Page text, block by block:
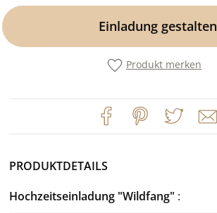
Einladung gestalten
Produkt merken
PRODUKTDETAILS
Hochzeitseinladung "Wildfang"